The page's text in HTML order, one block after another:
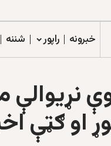
خبرونه راپور شننه
او ګټې